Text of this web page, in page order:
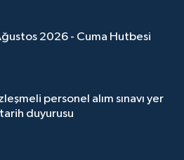
2026 - Cuma Hutbesi
personel alım sınavı yer
duyurusu